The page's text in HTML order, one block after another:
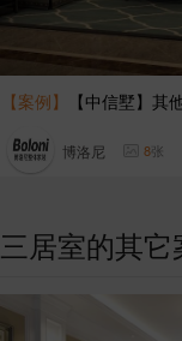
【案例】 【中信墅】其
博洛尼 8张
三居室的其它